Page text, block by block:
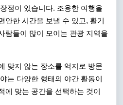
점이 있습니다. 조용한 여행을
안한 시간을 보낼 수 있고, 활기
람들이 많이 모이는 관광 지역을
맞지 않는 장소를 억지로 방문
는 다양한 형태의 야간 활동이
에 맞는 공간을 선택하는 것이